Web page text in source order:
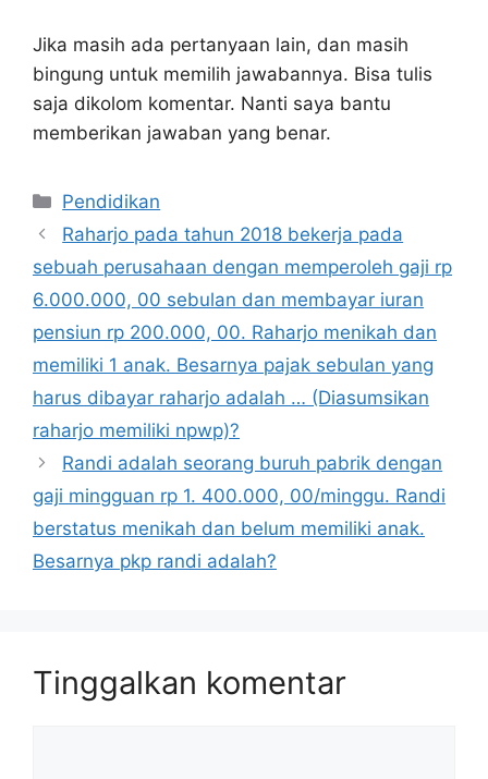
Jika masih ada pertanyaan lain, dan masih
bingung untuk memilih jawabannya. Bisa tulis
saja dikolom komentar. Nanti saya bantu
memberikan jawaban yang benar.
Kategori
Pendidikan
Raharjo pada tahun 2018 bekerja pada
sebuah perusahaan dengan memperoleh gaji rp
6.000.000, 00 sebulan dan membayar iuran
pensiun rp 200.000, 00. Raharjo menikah dan
memiliki 1 anak. Besarnya pajak sebulan yang
harus dibayar raharjo adalah … (Diasumsikan
raharjo memiliki npwp)?
Randi adalah seorang buruh pabrik dengan
gaji mingguan rp 1. 400.000, 00/minggu. Randi
berstatus menikah dan belum memiliki anak.
Besarnya pkp randi adalah?
Tinggalkan komentar